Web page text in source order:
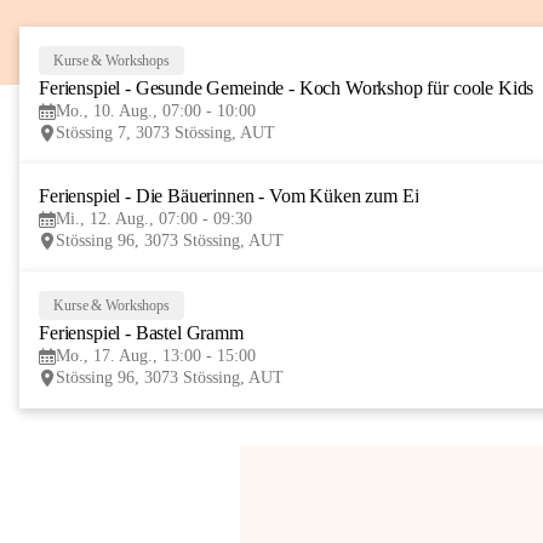
Kurse & Workshops
Ferienspiel - Gesunde Gemeinde - Koch Workshop für coole Kids
Mo., 10. Aug., 07:00 - 10:00
Stössing 7, 3073 Stössing, AUT
Ferienspiel - Die Bäuerinnen - Vom Küken zum Ei
Mi., 12. Aug., 07:00 - 09:30
Stössing 96, 3073 Stössing, AUT
Kurse & Workshops
Ferienspiel - Bastel Gramm
Mo., 17. Aug., 13:00 - 15:00
Stössing 96, 3073 Stössing, AUT